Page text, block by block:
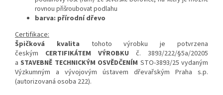
rovnou přišroubovat podlahu
barva: přírodní dřevo
Certifikace:
Špičková kvalita tohoto výrobku je potvrzena
českým CERTIFIKÁTEM VÝROBKU č. 3893/222/§5a/20205
aSTAVEBNĚ TECHNICKÝM OSVĚDČENÍM STO-3893/25 vydaným
Výzkumným a vývojovým ústavem dřevařským Praha s.p.
(autorizovaná osoba 222).